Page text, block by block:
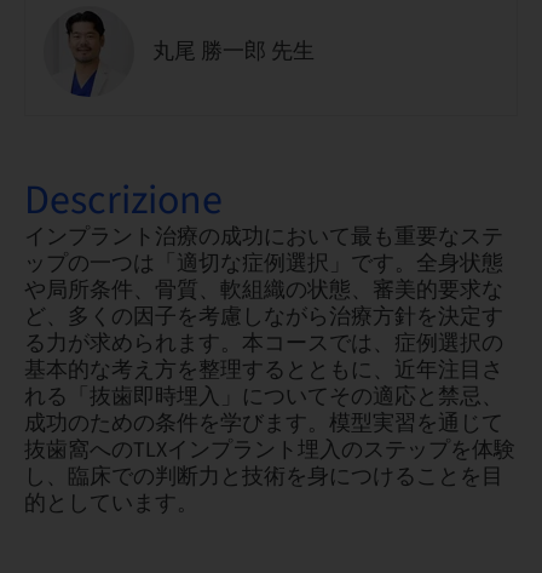
丸尾 勝一郎 先生
Descrizione
インプラント治療の成功において最も重要なステ
ップの一つは「適切な症例選択」です。全身状態
や局所条件、骨質、軟組織の状態、審美的要求な
ど、多くの因子を考慮しながら治療方針を決定す
る力が求められます。本コースでは、症例選択の
基本的な考え方を整理するとともに、近年注目さ
れる「抜歯即時埋入」についてその適応と禁忌、
成功のための条件を学びます。模型実習を通じて
抜歯窩へのTLXインプラント埋入のステップを体験
し、臨床での判断力と技術を身につけることを目
的としています。